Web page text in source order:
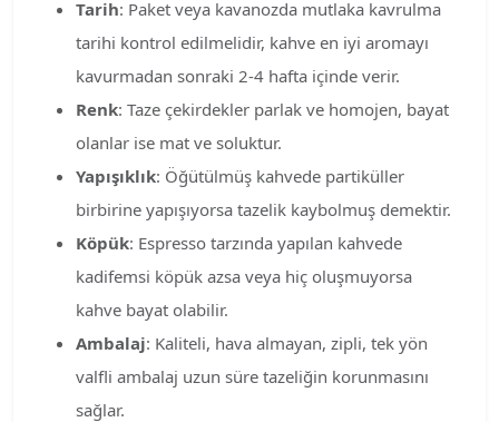
Tarih: Paket veya kavanozda mutlaka kavrulma
tarihi kontrol edilmelidir, kahve en iyi aromayı
kavurmadan sonraki 2-4 hafta içinde verir.
Renk: Taze çekirdekler parlak ve homojen, bayat
olanlar ise mat ve soluktur.
Yapışıklık: Öğütülmüş kahvede partiküller
birbirine yapışıyorsa tazelik kaybolmuş demektir.
Köpük: Espresso tarzında yapılan kahvede
kadifemsi köpük azsa veya hiç oluşmuyorsa
kahve bayat olabilir.
Ambalaj: Kaliteli, hava almayan, zipli, tek yön
valfli ambalaj uzun süre tazeliğin korunmasını
sağlar.